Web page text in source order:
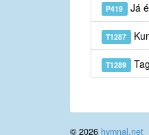
P419 Já é
T1287
T1289
© 2026 hymnal.net